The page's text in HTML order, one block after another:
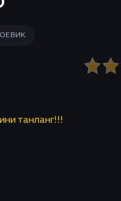
танланг!!!